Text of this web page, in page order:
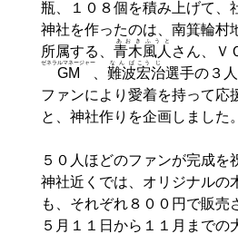
瓶、１０８個を積み上げて、
神社を作ったのは、南箕輪村
所属する、青木風人
あおきふうと
さん、Ｖ
GM
ゼネラルマネージャー
、難波
なんば
宏
こう
治
じ
選手の３人
ファンにより愛着を持って応
と、神社作りを企画しました。
５０人ほどのファンが完成を
神社近くでは、オリジナルの
も、それぞれ８００円で販売
５月１１日から１１月までの